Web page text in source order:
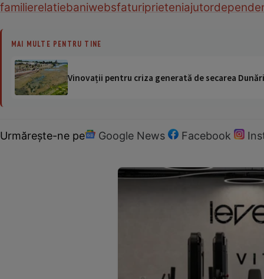
familierelatiebaniwebsfaturiprieteniajutor
MAI MULTE PENTRU TINE
Vinovații pentru criza generată de secarea
Urmărește-ne pe Google News Facebook